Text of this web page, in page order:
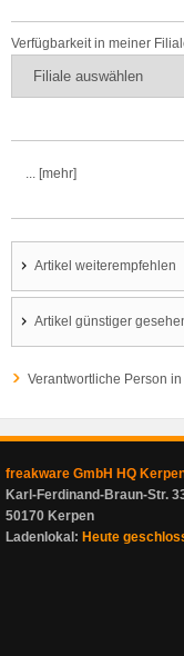
Verfügbarkeit in meiner
... [mehr]
Artikel weiterempfehlen
Artikel günstiger
Verantwortliche Person in
freakware GmbH HQ
Karl-Ferdinand-Braun-Str.
50170 Kerpen
Ladenlokal: Heute